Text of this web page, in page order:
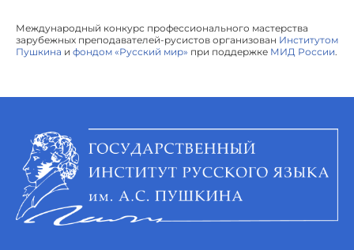
Международный конкурс профессионального мастерства
зарубежных преподавателей-русистов организован Институтом
Пушкина и фондом «Русский мир» при поддержке МИД России.